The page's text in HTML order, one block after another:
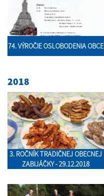
74. VÝROČIE OSLOBODENIA OBCE
2018
3. ROČNÍK TRADIČNEJ OBECNEJ
ZABIJÁČKY - 29.12.2018